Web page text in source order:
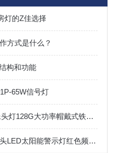
灯的Z佳选择
方式是什么？
构和功能
65W信号灯
MIW5135多功能强光摄像头灯128G大功率帽戴式铁路检修灯
SZSW2730高压电线上双头LED太阳能警示灯红色频闪电塔